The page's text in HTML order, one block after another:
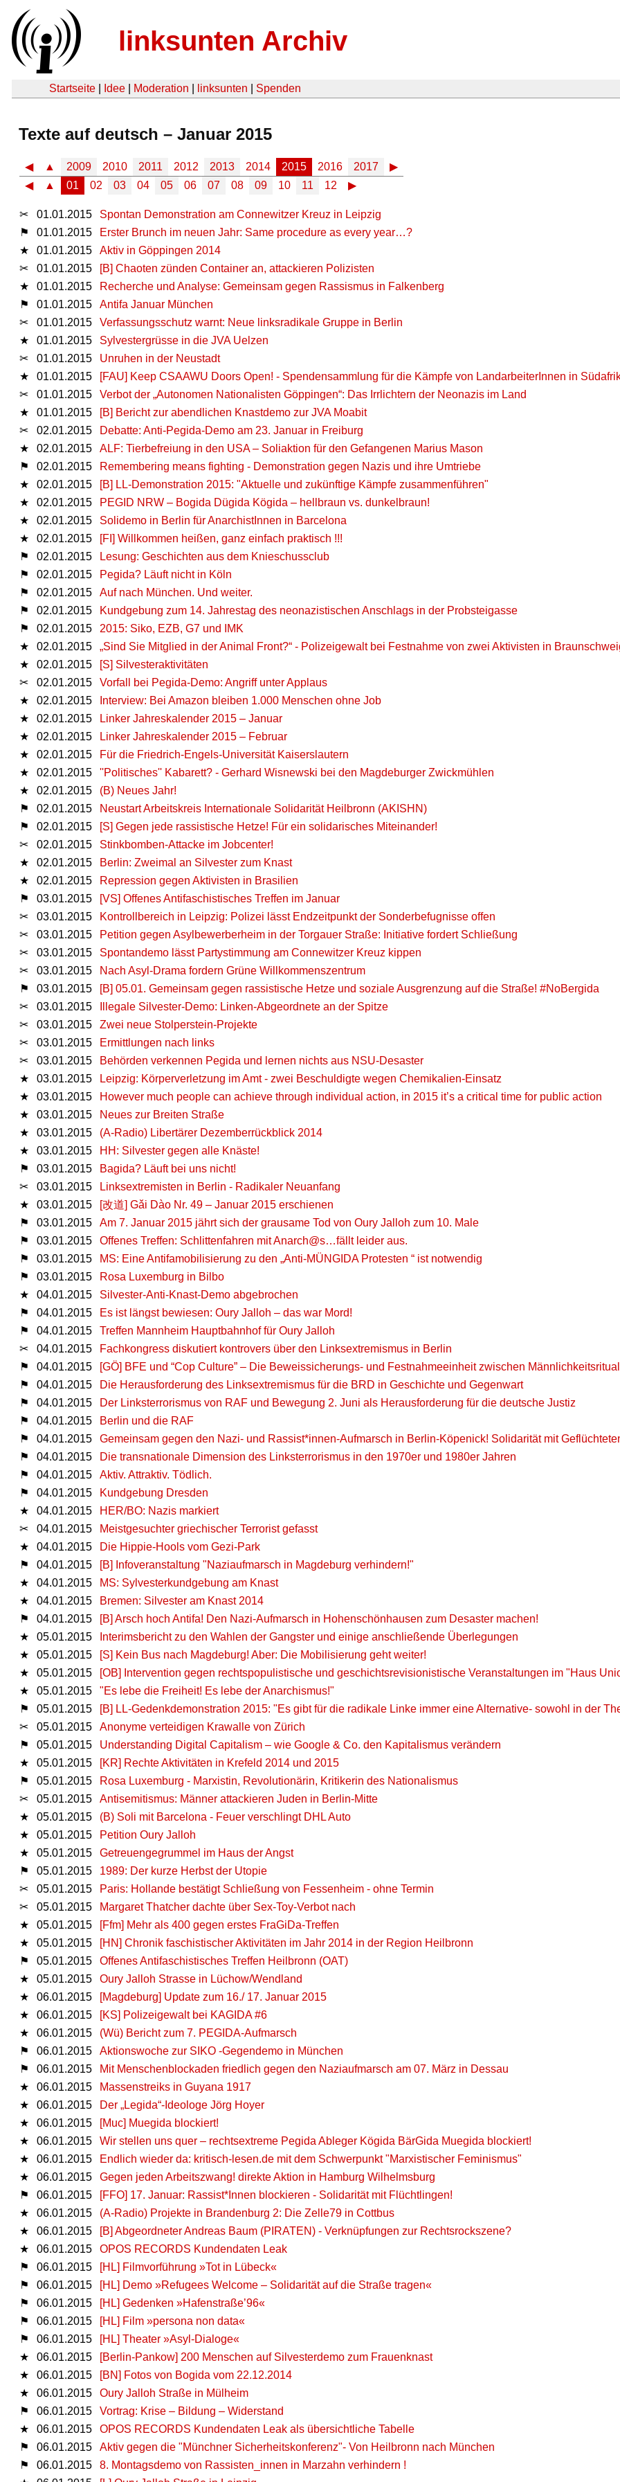
linksunten Archiv
Startseite Idee Moderation linksunten Spenden
Texte auf deutsch – Januar 2015
◀ ▲ 2009 2010 2011 2012 2013 2014 2015 2016 2017
▶
◀
▲ 01 02 03 04 05 06 07 08 09 10 11 12 ▶
✂ 01.01.2015
Spontan Demonstration am Connewitzer Kreuz in Leipzig
⚑
01.01.2015
Erster Brunch im neuen Jahr: Same procedure as every year…?
★
01.01.2015
Aktiv in Göppingen 2014
✂
01.01.2015
[B] Chaoten zünden Container an, attackieren Polizisten
★
01.01.2015
Recherche und Analyse: Gemeinsam gegen Rassismus in Falkenberg
⚑
01.01.2015
Antifa Januar München
✂
01.01.2015
Verfassungsschutz warnt: Neue linksradikale Gruppe in Berlin
★
01.01.2015
Sylvestergrüsse in die JVA Uelzen
✂
01.01.2015
Unruhen in der Neustadt
★
01.01.2015
[FAU] Keep CSAAWU Doors Open! - Spendensammlung für die Kämpfe von LandarbeiterInnen in
✂
01.01.2015
Verbot der „Autonomen Nationalisten Göppingen“: Das Irrlichtern der Neonazis im Land
★
01.01.2015
[B] Bericht zur abendlichen Knastdemo zur JVA Moabit
✂
02.01.2015
Debatte: Anti-Pegida-Demo am 23. Januar in Freiburg
★
02.01.2015
ALF: Tierbefreiung in den USA – Soliaktion für den Gefangenen Marius Mason
⚑
02.01.2015
Remembering means fighting - Demonstration gegen Nazis und ihre Umtriebe
★
02.01.2015
[B] LL-Demonstration 2015: "Aktuelle und zukünftige Kämpfe zusammenführen"
★
02.01.2015
PEGID NRW – Bogida Dügida Kögida – hellbraun vs. dunkelbraun!
★
02.01.2015
Solidemo in Berlin für AnarchistInnen in Barcelona
★
02.01.2015
[FI] Willkommen heißen, ganz einfach praktisch !!!
⚑
02.01.2015
Lesung: Geschichten aus dem Knieschussclub
⚑
02.01.2015
Pegida? Läuft nicht in Köln
⚑
02.01.2015
Auf nach München. Und weiter.
⚑
02.01.2015
Kundgebung zum 14. Jahrestag des neonazistischen Anschlags in der Probsteigasse
⚑
02.01.2015
2015: Siko, EZB, G7 und IMK
★
02.01.2015
„Sind Sie Mitglied in der Animal Front?“ - Polizeigewalt bei Festnahme von zwei Aktivisten in
★
02.01.2015
[S] Silvesteraktivitäten
✂
02.01.2015
Vorfall bei Pegida-Demo: Angriff unter Applaus
★
02.01.2015
Interview: Bei Amazon bleiben 1.000 Menschen ohne Job
★
02.01.2015
Linker Jahreskalender 2015 – Januar
★
02.01.2015
Linker Jahreskalender 2015 – Februar
★
02.01.2015
Für die Friedrich-Engels-Universität Kaiserslautern
★
02.01.2015
''Politisches'' Kabarett? - Gerhard Wisnewski bei den Magdeburger Zwickmühlen
★
02.01.2015
(B) Neues Jahr!
⚑
02.01.2015
Neustart Arbeitskreis Internationale Solidarität Heilbronn (AKISHN)
⚑
02.01.2015
[S] Gegen jede rassistische Hetze! Für ein solidarisches Miteinander!
✂
02.01.2015
Stinkbomben-Attacke im Jobcenter!
★
02.01.2015
Berlin: Zweimal an Silvester zum Knast
★
02.01.2015
Repression gegen Aktivisten in Brasilien
⚑
03.01.2015
[VS] Offenes Antifaschistisches Treffen im Januar
✂
03.01.2015
Kontrollbereich in Leipzig: Polizei lässt Endzeitpunkt der Sonderbefugnisse offen
✂
03.01.2015
Petition gegen Asylbewerberheim in der Torgauer Straße: Initiative fordert Schließung
✂
03.01.2015
Spontandemo lässt Partystimmung am Connewitzer Kreuz kippen
✂
03.01.2015
Nach Asyl-Drama fordern Grüne Willkommenszentrum
⚑
03.01.2015
[B] 05.01. Gemeinsam gegen rassistische Hetze und soziale Ausgrenzung auf die Straße! #NoBergida
✂
03.01.2015
Illegale Silvester-Demo: Linken-Abgeordnete an der Spitze
✂
03.01.2015
Zwei neue Stolperstein-Projekte
✂
03.01.2015
Ermittlungen nach links
✂
03.01.2015
Behörden verkennen Pegida und lernen nichts aus NSU-Desaster
★
03.01.2015
Leipzig: Körperverletzung im Amt - zwei Beschuldigte wegen Chemikalien-Einsatz
★
03.01.2015
However much people can achieve through individual action, in 2015 it’s a critical time for public action
★
03.01.2015
Neues zur Breiten Straße
★
03.01.2015
(A-Radio) Libertärer Dezemberrückblick 2014
★
03.01.2015
HH: Silvester gegen alle Knäste!
⚑
03.01.2015
Bagida? Läuft bei uns nicht!
✂
03.01.2015
Linksextremisten in Berlin - Radikaler Neuanfang
★
03.01.2015
[改道] Gǎi Dào Nr. 49 – Januar 2015 erschienen
⚑
03.01.2015
Am 7. Januar 2015 jährt sich der grausame Tod von Oury Jalloh zum 10. Male
⚑
03.01.2015
Offenes Treffen: Schlittenfahren mit Anarch@s…fällt leider aus.
⚑
03.01.2015
MS: Eine Antifamobilisierung zu den „Anti-MÜNGIDA Protesten “ ist notwendig
⚑
03.01.2015
Rosa Luxemburg in Bilbo
★
04.01.2015
Silvester-Anti-Knast-Demo abgebrochen
⚑
04.01.2015
Es ist längst bewiesen: Oury Jalloh – das war Mord!
⚑
04.01.2015
Treffen Mannheim Hauptbahnhof für Oury Jalloh
✂
04.01.2015
Fachkongress diskutiert kontrovers über den Linksextremismus in Berlin
⚑
04.01.2015
[GÖ] BFE und “Cop Culture” – Die Beweissicherungs- und Festnahmeeinheit zwischen
⚑
04.01.2015
Die Herausforderung des Linksextremismus für die BRD in Geschichte und Gegenwart
⚑
04.01.2015
Der Linksterrorismus von RAF und Bewegung 2. Juni als Herausforderung für die deutsche Justiz
⚑
04.01.2015
Berlin und die RAF
⚑
04.01.2015
Gemeinsam gegen den Nazi- und Rassist*innen-Aufmarsch in Berlin-Köpenick! Solidarität mit
⚑
04.01.2015
Die transnationale Dimension des Linksterrorismus in den 1970er und 1980er Jahren
⚑
04.01.2015
Aktiv. Attraktiv. Tödlich.
⚑
04.01.2015
Kundgebung Dresden
★
04.01.2015
HER/BO: Nazis markiert
✂
04.01.2015
Meistgesuchter griechischer Terrorist gefasst
★
04.01.2015
Die Hippie-Hools vom Gezi-Park
⚑
04.01.2015
[B] Infoveranstaltung "Naziaufmarsch in Magdeburg verhindern!"
★
04.01.2015
MS: Sylvesterkundgebung am Knast
★
04.01.2015
Bremen: Silvester am Knast 2014
⚑
04.01.2015
[B] Arsch hoch Antifa! Den Nazi-Aufmarsch in Hohenschönhausen zum Desaster machen!
★
05.01.2015
Interimsbericht zu den Wahlen der Gangster und einige anschließende Überlegungen
★
05.01.2015
[S] Kein Bus nach Magdeburg! Aber: Die Mobilisierung geht weiter!
★
05.01.2015
[OB] Intervention gegen rechtspopulistische und geschichtsrevisionistische Veranstaltungen im "Haus
★
05.01.2015
"Es lebe die Freiheit! Es lebe der Anarchismus!"
⚑
05.01.2015
[B] LL-Gedenkdemonstration 2015: "Es gibt für die radikale Linke immer eine Alternative- sowohl in der
✂
05.01.2015
Anonyme verteidigen Krawalle von Zürich
⚑
05.01.2015
Understanding Digital Capitalism – wie Google & Co. den Kapitalismus verändern
★
05.01.2015
[KR] Rechte Aktivitäten in Krefeld 2014 und 2015
⚑
05.01.2015
Rosa Luxemburg - Marxistin, Revolutionärin, Kritikerin des Nationalismus
✂
05.01.2015
Antisemitismus: Männer attackieren Juden in Berlin-Mitte
★
05.01.2015
(B) Soli mit Barcelona - Feuer verschlingt DHL Auto
★
05.01.2015
Petition Oury Jalloh
★
05.01.2015
Getreuengegrummel im Haus der Angst
⚑
05.01.2015
1989: Der kurze Herbst der Utopie
✂
05.01.2015
Paris: Hollande bestätigt Schließung von Fessenheim - ohne Termin
✂
05.01.2015
Margaret Thatcher dachte über Sex-Toy-Verbot nach
★
05.01.2015
[Ffm] Mehr als 400 gegen erstes FraGiDa-Treffen
★
05.01.2015
[HN] Chronik faschistischer Aktivitäten im Jahr 2014 in der Region Heilbronn
⚑
05.01.2015
Offenes Antifaschistisches Treffen Heilbronn (OAT)
★
05.01.2015
Oury Jalloh Strasse in Lüchow/Wendland
★
06.01.2015
[Magdeburg] Update zum 16./ 17. Januar 2015
★
06.01.2015
[KS] Polizeigewalt bei KAGIDA #6
★
06.01.2015
(Wü) Bericht zum 7. PEGIDA-Aufmarsch
⚑
06.01.2015
Aktionswoche zur SIKO -Gegendemo in München
⚑
06.01.2015
Mit Menschenblockaden friedlich gegen den Naziaufmarsch am 07. März in Dessau
★
06.01.2015
Massenstreiks in Guyana 1917
★
06.01.2015
Der „Legida“-Ideologe Jörg Hoyer
★
06.01.2015
[Muc] Muegida blockiert!
★
06.01.2015
Wir stellen uns quer – rechtsextreme Pegida Ableger Kögida BärGida Muegida blockiert!
★
06.01.2015
Endlich wieder da: kritisch-lesen.de mit dem Schwerpunkt "Marxistischer Feminismus"
★
06.01.2015
Gegen jeden Arbeitszwang! direkte Aktion in Hamburg Wilhelmsburg
⚑
06.01.2015
[FFO] 17. Januar: Rassist*Innen blockieren - Solidarität mit Flüchtlingen!
★
06.01.2015
(A-Radio) Projekte in Brandenburg 2: Die Zelle79 in Cottbus
★
06.01.2015
[B] Abgeordneter Andreas Baum (PIRATEN) - Verknüpfungen zur Rechtsrockszene?
★
06.01.2015
OPOS RECORDS Kundendaten Leak
⚑
06.01.2015
[HL] Filmvorführung »Tot in Lübeck«
⚑
06.01.2015
[HL] Demo »Refugees Welcome – Solidarität auf die Straße tragen«
⚑
06.01.2015
[HL] Gedenken »Hafenstraße’96«
⚑
06.01.2015
[HL] Film »persona non data«
⚑
06.01.2015
[HL] Theater »Asyl-Dialoge«
★
06.01.2015
[Berlin-Pankow] 200 Menschen auf Silvesterdemo zum Frauenknast
★
06.01.2015
[BN] Fotos von Bogida vom 22.12.2014
★
06.01.2015
Oury Jalloh Straße in Mülheim
⚑
06.01.2015
Vortrag: Krise – Bildung – Widerstand
★
06.01.2015
OPOS RECORDS Kundendaten Leak als übersichtliche Tabelle
⚑
06.01.2015
Aktiv gegen die "Münchner Sicherheitskonferenz"- Von Heilbronn nach München
⚑
06.01.2015
8. Montagsdemo von Rassisten_innen in Marzahn verhindern !